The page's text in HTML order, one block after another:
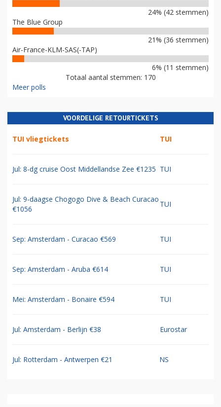
24% (42 stemmen)
The Blue Group
21% (36 stemmen)
Air-France-KLM-SAS(-TAP)
6% (11 stemmen)
Totaal aantal stemmen: 170
Meer polls
VOORDELIGE RETOURTICKETS
TUI vliegtickets TUI
Jul: 8-dg cruise Oost Middellandse Zee €1235 TUI
Jul: 9-daagse Chogogo Dive & Beach Curacao
€1056
TUI
Sep: Amsterdam - Curacao €569 TUI
Sep: Amsterdam - Aruba €614 TUI
Mei: Amsterdam - Bonaire €594 TUI
Jul: Amsterdam - Berlijn €38 Eurostar
Jul: Rotterdam - Antwerpen €21 NS